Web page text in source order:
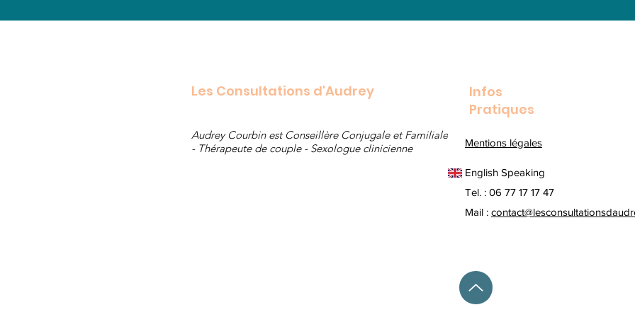
Les Consultations d'Audrey
Audrey Courbin est Conseillère Conjugale et Familiale
- Thérapeute de couple - Sexologue clinicienne
Infos
Pratiques
Mentions légales
English Speaking
Tel. : 06 77 17 17 47
Mail :